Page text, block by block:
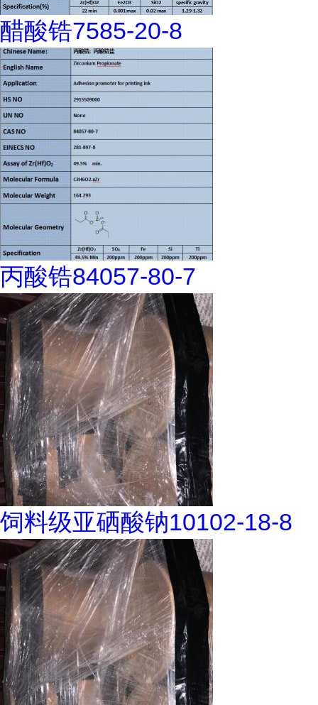
醋酸锆7585-20-8
丙酸锆84057-80-7
饲料级亚硒酸钠10102-18-8